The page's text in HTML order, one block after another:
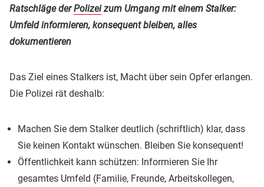
Ratschläge derPolizeizum Umgang mit einem Stalker:
Umfeld informieren, konsequent bleiben, alles
dokumentieren
Das Ziel eines Stalkers ist, Macht über sein Opfer erlangen.
Die Polizei rät deshalb:
Machen Sie dem Stalker deutlich (schriftlich) klar, dass
Sie keinen Kontakt wünschen. Bleiben Sie konsequent!
Öffentlichkeit kann schützen: Informieren Sie Ihr
gesamtes Umfeld (Familie, Freunde, Arbeitskollegen,